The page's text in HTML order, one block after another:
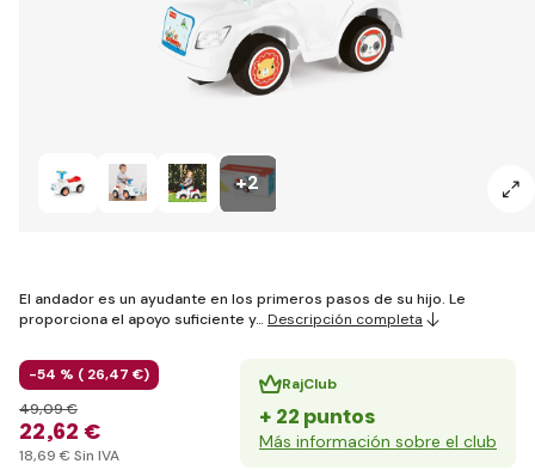
+2
El andador es un ayudante en los primeros pasos de su hijo. Le
proporciona el apoyo suficiente y… Descripción completa
-54 % ( 26,47 €)
22,62 €
49,09 €
18,69 € Sin IVA
RajClub
+ 22 puntos
Más información sobre el club